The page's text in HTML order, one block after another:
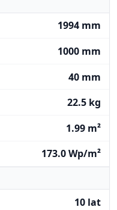
1994 mm
1000 mm
40 mm
22.5 kg
1.99 m²
173.0 Wp/m²
10 lat